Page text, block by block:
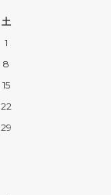
土
1
8
15
22
29